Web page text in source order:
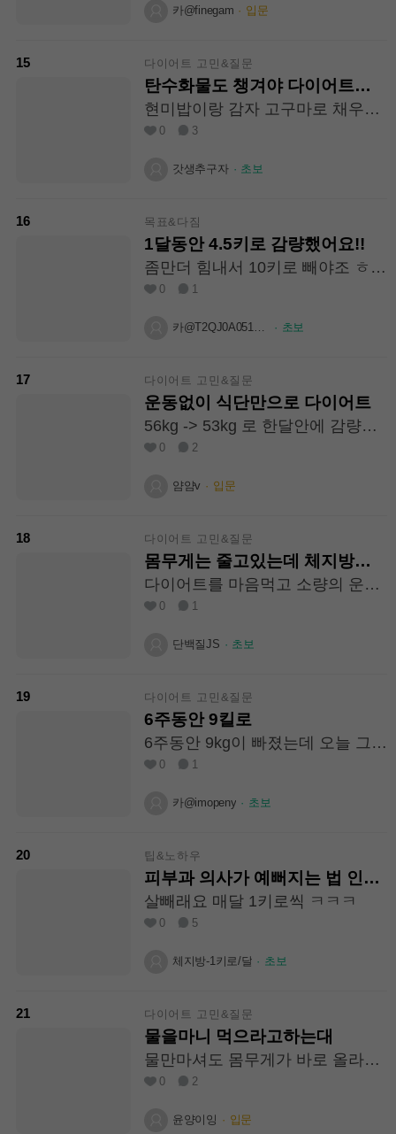
여행을 갔다와서 2025년 6월달,체
당히 먹다보니 어느새 59kg이되서
너무 놀랐어요 요요가 온거죠 완전
ㅠ 근대 2026년 7월6일 체중이 64,
9kg 됐어요 많이 먹지도 않았어요!
두끼 먹었어요ㅠ 이전에 짧게 일주
3kg- 3kg+ 3kg-3kg+ 했는데 소용
요 도와주세요 천천히 힘들지않게
뺄수있는 다이어트 방법들을 많이
알려주세요 요요가 많이와서 살이
잘 안빠지는거같아요 그리고.ㅜ
시고 다이어트를 해야할지 아니면
어떻게 다이어트를 해야할지를 알
려주시면 감사하겠습니다 감사합
니다! 고2 여학생이…
카@finegam · 입문
15 다이어트 고민&질문
탄수화물도 챙겨야 다이어트가
된다고 하는데
현미밥이랑 감자 고구마로 채우고
있어서 혹시 다른 깨끗한? 탄수화
0 3
갓생추구자 · 초보
16 목표&다짐
1달동안 4.5키로 감량했어요!!
좀만더 힘내서 10키로 빼야조 ㅎㅎ
ㅎ 다들 화이팅!!
0 1
· 초보
17 다이어트 고민&질문
운동없이 식단만으로 다이어트
56kg -> 53kg 로 한달안에 감량하
고 싶은데 운동없이 식단만으로 살
0 2
얌얌v · 입문
18 다이어트 고민&질문
몸무게는 줄고있는데 체지방이
늘고있는이유는뭐에요?
다이어트를 마음먹고 소량의 운동
을 하면서 아침은 계란. 쉐이크 점
배추에 야채볶음싸서 먹고있어요
복하다가 지금은 생리중이라 운동
을 쉬고있는데 몸무게는 줄 체지방
이 올라가고있어요 왜 이러는지 궁
금해요
0 1
단백질JS · 초보
19 다이어트 고민&질문
6주동안 9킬로
6주동안 9kg이 빠졌는데 오늘 그날
이에요 ㅠ 그런데 에너지가 없고
어떻게 해야하나요 ㅠ 에너지 제로
0 1
카@imopeny · 초보
20 팁&노하우
피부과 의사가 예뻐지는 법 인스
타에 올렸는데
살빼래요 매달 1키로씩 ㅋㅋㅋ
0 5
체지방-1키로/달 · 초보
21 다이어트 고민&질문
물을마니 먹으라고하는대
물만마셔도 몸무게가 바로 올라서
마시기가 싫어요ㅠㅠ
0 2
윤양이잉 · 입문